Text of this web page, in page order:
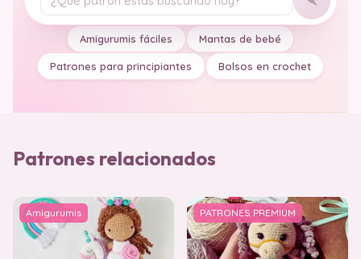
Tu pregunta
Amigurumis fáciles Mantas de bebé
Patrones para principiantes Bolsos en crochet
Patrones relacionados
Amigurumis PATRONES PREMIUM